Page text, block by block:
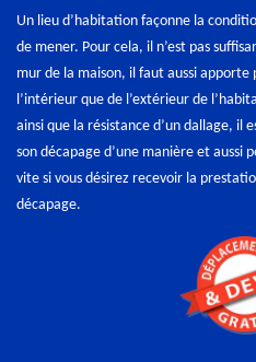
Un lieu d’habitation façonne la
de mener. Pour cela, il n’est pas
mur de la maison, il faut aussi
l’intérieur que de l’extérieur de
ainsi que la résistance d’un dallage, il
son décapage d’une manière et aussi
vite si vous désirez recevoir la
décapage.